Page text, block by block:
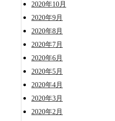
2020年10月
2020年9月
2020年8月
2020年7月
2020年6月
2020年5月
2020年4月
2020年3月
2020年2月